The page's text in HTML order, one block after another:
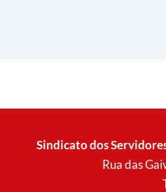
Sindicato dos
Rua das